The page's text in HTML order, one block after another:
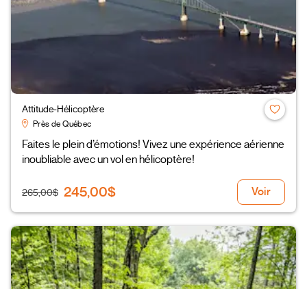
Attitude-Hélicoptère
Près de Québec
Faites le plein d’émotions! Vivez une expérience aérienne
inoubliable avec un vol en hélicoptère!
265,00$ 245,00$ Voir